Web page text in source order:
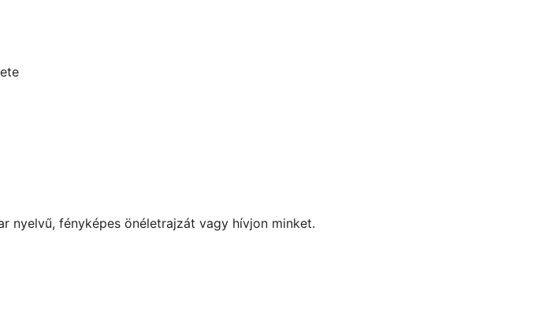
nyelvű, fényképes önéletrajzát vagy hívjon minket.